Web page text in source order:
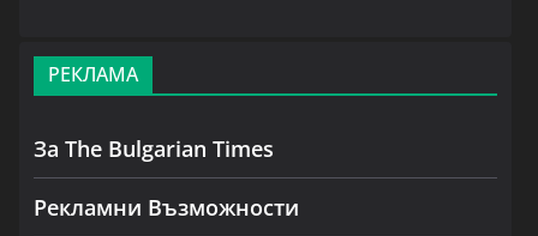
РЕКЛАМА
За The Bulgarian Times
Рекламни Възможности